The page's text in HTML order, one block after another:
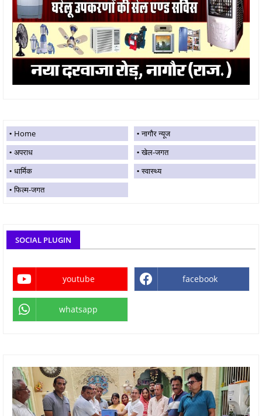
Home
नागौर न्यूज
अपराध
खेल-जगत
धार्मिक
स्वास्थ्य
फिल्म-जगत
SOCIAL PLUGIN
youtube facebook
whatsapp